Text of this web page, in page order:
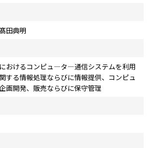
田典明
おけるコンピュ―タ―通信システムを利用
する情報処理ならびに情報提供、コンピュ
開発、販売ならびに保守管理